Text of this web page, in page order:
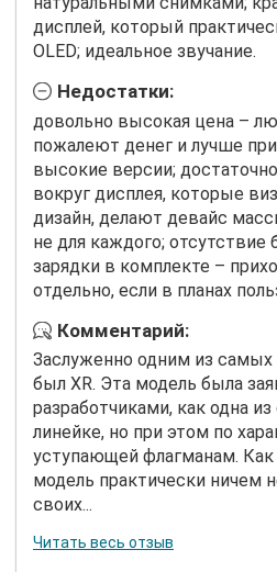
дисплей, который
OLED; идеальное звучание.
Недостатки:
довольно высокая цена –
пожалеют денег и лучше
высокие версии;
вокруг дисплея, которые
дизайн, делают девайс
не для каждого; отсутствие
зарядки в комплекте –
отдельно, если в планах
Комментарий:
Заслуженно одним из
был XR. Эта модель была
разработчиками, как одна
линейке, но при этом по
уступающей флагманам. Как
модель практически ничем
своих...
Читать весь отзыв